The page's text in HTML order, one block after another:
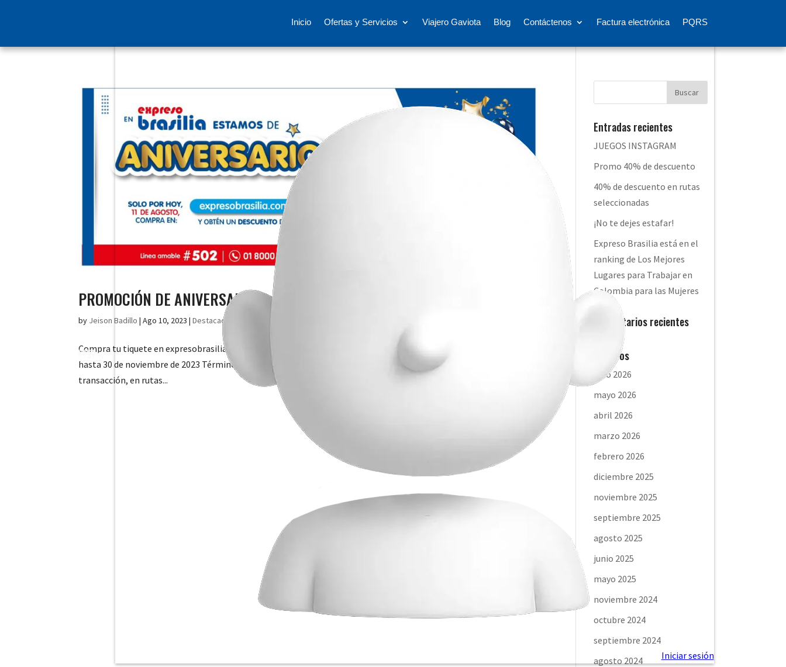
Inicio Ofertas y Servicios Viajero Gaviota Blog Contáctenos Factura electrónica PQRS
PROMOCIÓN DE ANIVERSARIO
by Jeison Badillo |Ago 10, 2023 |Destacado
Compra tu tiquete en expresobrasilia.com o a través del #502 y recibe 50% de descuento en tus tiquetes para viajar
hasta 30 de noviembre de 2023 Términos y condiciones El descuento de hasta el 50% se aplicará al valor total de la
transacción, en rutas...
Entradas recientes
JUEGOS INSTAGRAM
Promo 40% de descuento
40% de descuento en rutas
seleccionadas
¡No te dejes estafar!
Expreso Brasilia está en el
ranking de Los Mejores
Lugares para Trabajar en
Colombia para las Mujeres
Comentarios recientes
Archivos
julio 2026
mayo 2026
abril 2026
marzo 2026
febrero 2026
diciembre 2025
noviembre 2025
septiembre 2025
agosto 2025
junio 2025
mayo 2025
noviembre 2024
octubre 2024
septiembre 2024
agosto 2024